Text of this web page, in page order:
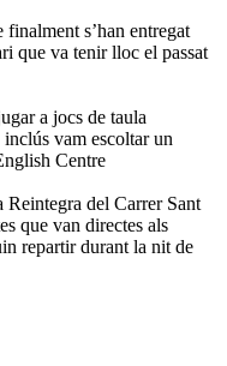
s’han entregat
que va tenir lloc el passat
a jocs de taula
inclús vam escoltar un
Centre
del Carrer Sant
que van directes als
repartir durant la nit de